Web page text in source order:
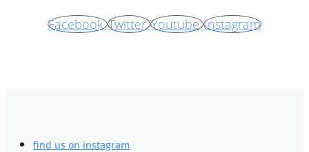
Facebook Twitter Youtube Instagram
find us on instagram